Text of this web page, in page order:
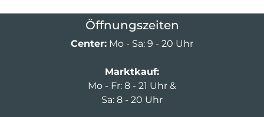
Öffnungszeiten
Center: Mo - Sa: 9 - 20 Uhr
Marktkauf:
Mo - Fr: 8 - 21 Uhr &
Sa: 8 - 20 Uhr